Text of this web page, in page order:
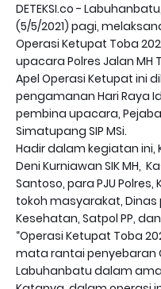
DETEKSI.co -
(5/5/2021) pagi,
Operasi Ketupat Toba
upacara Polres Jalan
Apel Operasi Ketupat ini
pengamanan Hari Raya
pembina upacara,
Simatupang SIP MSi.
Hadir dalam kegiatan ini,
Deni Kurniawan SIK MH,
Santoso, para PJU
tokoh masyarakat, Dinas
Kesehatan, Satpol PP,
“Operasi Ketupat Toba
mata rantai penyebaran
Labuhanbatu dalam